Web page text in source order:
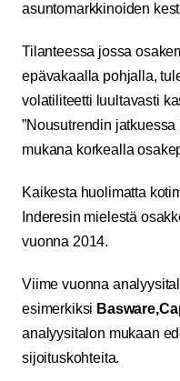
asuntomarkkinoiden
Tilanteessa jossa
epävakaalla pohjalla,
volatiliteetti luultavasti
”Nousutrendin
mukana korkealla
Kaikesta huolimatta
Inderesin mielestä
vuonna 2014.
Viime vuonna
esimerkiksi Basware,
analyysitalon mukaan
sijoituskohteita.